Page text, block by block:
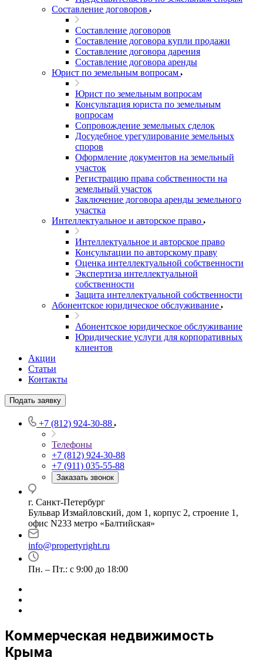
Составление договоров
Составление договоров
Составление договора купли продажи
Составление договора дарения
Составление договора аренды
Юрист по земельным вопросам
Юрист по земельным вопросам
Консультация юриста по земельным
вопросам
Сопровождение земельных сделок
Досудебное урегулирование земельных
споров
Оформление документов на земельный
участок
Регистрацию права собственности на
земельный участок
Заключение договора аренды земельного
участка
Интеллектуальное и авторское право
Интеллектуальное и авторское право
Консультации по авторскому праву
Оценка интеллектуальной собственности
Экспертиза интеллектуальной
собственности
Защита интеллектуальной собственности
Абонентское юридическое обслуживание
Абонентское юридическое обслуживание
Юридические услуги для корпоративных
клиентов
Акции
Статьи
Контакты
Подать заявку
+7 (812) 924-30-88
Телефоны
+7 (812) 924-30-88
+7 (911) 035-55-88
Заказать звонок
г. Санкт-Петербург
Бульвар Измайловский, дом 1, корпус 2, строение 1,
офис N233 метро «Балтийская»
info@propertyright.ru
Пн. – Пт.: с 9:00 до 18:00
Коммерческая недвижимость
Крыма